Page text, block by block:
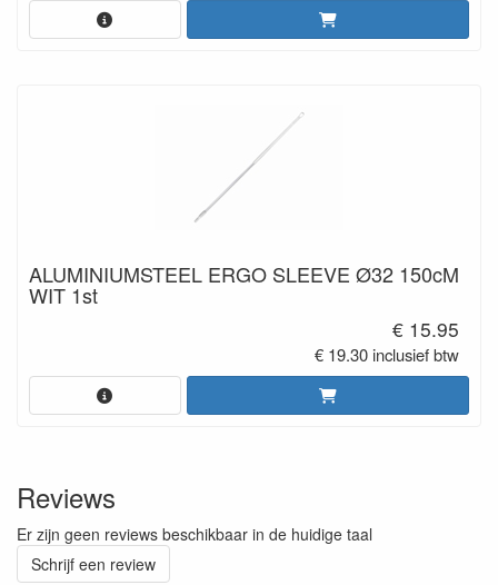
ALUMINIUMSTEEL ERGO SLEEVE Ø32 150cM
WIT 1st
€ 15.95
€ 19.30 inclusief btw
Reviews
Er zijn geen reviews beschikbaar in de huidige taal
Schrijf een review